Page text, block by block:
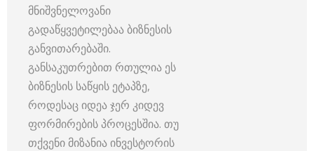
მნიშვნელოვანი
გადაწყვეტილებაა ბიზნესის
განვითარებაში.
განსაკუთრებით რთულია ეს
ბიზნესის საწყის ეტაპზე,
როდესაც იდეა ჯერ კიდევ
ფორმირების პროცესშია. თუ
თქვენი მიზანია ინვესტორის